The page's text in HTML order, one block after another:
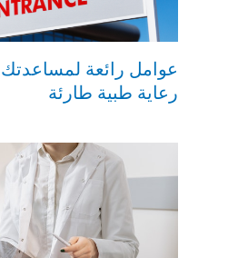
عوامل رائعة
رعاية طبية طارئة